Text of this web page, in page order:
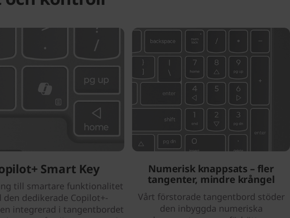
Smart Key
till smartare funktionalitet
den dedikerade Copilot+-
integrerad i tangentbordet
Numerisk knappsats – fler
tangenter, mindre krångel
Vårt förstorade tangentbord stöder
den inbyggda numeriska